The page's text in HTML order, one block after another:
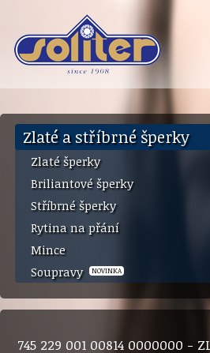
Zlaté a stříbrné šperky
Zlaté šperky
Briliantové šperky
Stříbrné šperky
Rytina na přání
Mince
Soupravy
NOVINKA
745 229 001 00814 0000000 -